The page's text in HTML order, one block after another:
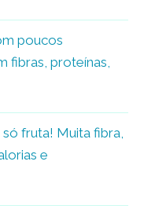
poucos
fibras, proteínas,
fruta! Muita fibra,
e